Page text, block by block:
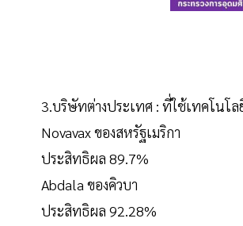
3.บริษัทต่างประเทศ : ที่ใช้เทคโนโ
Novavax ของสหรัฐเมริกา
ประสิทธิผล 89.7%
Abdala ของคิวบา
ประสิทธิผล 92.28%